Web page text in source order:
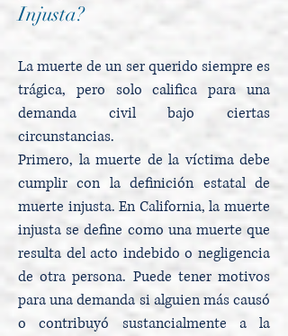
Injusta?
La muerte de un ser querido siempre es
trágica, pero solo califica para una
demanda civil bajo ciertas
circunstancias.
Primero, la muerte de la víctima debe
cumplir con la definición estatal de
muerte injusta. En California, la muerte
injusta se define como una muerte que
resulta del acto indebido o negligencia
de otra persona. Puede tener motivos
para una demanda si alguien más causó
o contribuyó sustancialmente a la